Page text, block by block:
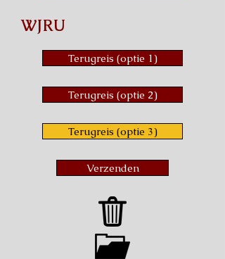
WJRU
Terugreis (optie 1)
Terugreis (optie 2)
Terugreis (optie 3)
Verzenden